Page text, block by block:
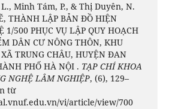
Minh Tám, P., & Thị Duyên, N.
THÀNH LẬP BẢN ĐỒ HIỆN
1/500 PHỤC VỤ LẬP QUY HOẠCH
DÂN CƯ NÔNG THÔN, KHU
TRUNG CHÂU, HUYỆN ĐAN
PHỐ HÀ NỘI . TẠP CHÍ KHOA
NGHỆ LÂM NGHIỆP, (6), 129–
từ
vi/article/view/700